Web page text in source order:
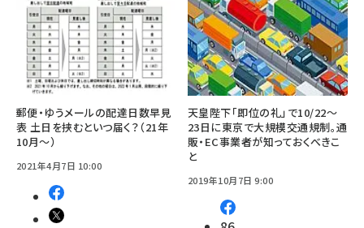
郵便・ゆうメールの配達日数早見
表 土日を挟むといつ届く？（21年
10月～）
2021年4月7日 10:00
天皇陛下「即位の礼」で10/22～
23日に東京で大規模交通規制。通
販・EC事業者が知っておくべきこ
と
2019年10月7日 9:00